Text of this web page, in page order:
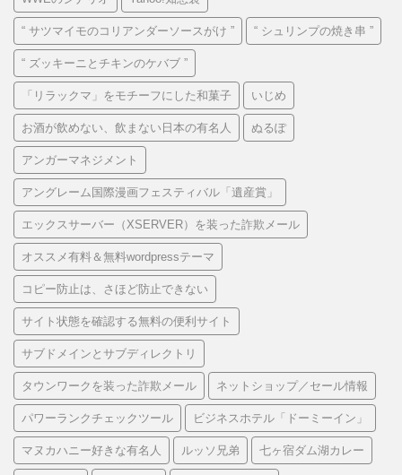
“ サツマイモのコリアンダーソースがけ ” “ シュリンプの焼き串 ”
“ ズッキーニとチキンのケバブ ”
「リラックマ」をモチーフにした和菓子 いじめ
お酒が飲めない、飲まない日本の有名人 ぬるぽ
アンガーマネジメント
アングレーム国際漫画フェスティバル「遺産賞」
エックスサーバー（XSERVER）を装った詐欺メール
オススメ有料＆無料wordpressテーマ
コピー防止は、さほど防止できない
サイト状態を確認する無料の便利サイト
サブドメインとサブディレクトリ
タウンワークを装った詐欺メール ネットショップ／セール情報
パワーランクチェックツール ビジネスホテル「ドーミーイン」
マヌカハニー好きな有名人 ルッソ兄弟 七ヶ宿ダム湖カレー